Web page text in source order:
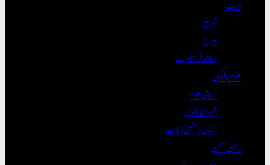
ادب
تفریح
مزاح
مطالعاتی تبصرے
علوم و فنون
سماجی علوم
فن/ٹیکنالوجی
انسان و مشینی ذہانت
رہن سہن